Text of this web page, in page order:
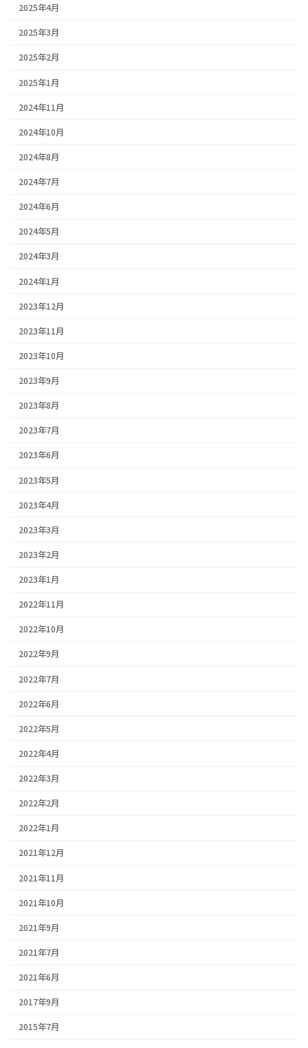
2025年4月
2025年3月
2025年2月
2025年1月
2024年11月
2024年10月
2024年8月
2024年7月
2024年6月
2024年5月
2024年3月
2024年1月
2023年12月
2023年11月
2023年10月
2023年9月
2023年8月
2023年7月
2023年6月
2023年5月
2023年4月
2023年3月
2023年2月
2023年1月
2022年11月
2022年10月
2022年9月
2022年7月
2022年6月
2022年5月
2022年4月
2022年3月
2022年2月
2022年1月
2021年12月
2021年11月
2021年10月
2021年9月
2021年7月
2021年6月
2017年9月
2015年7月